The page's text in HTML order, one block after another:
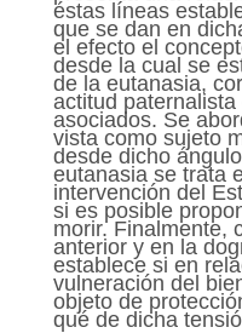
éstas líneas
que se dan en
el efecto el
desde la cual se
de la eutanasia,
actitud
asociados. Se
vista como sujeto
desde dicho
eutanasia se trata
intervención del
si es posible
morir. Finalmente,
anterior y en la
establece si en
vulneración del
objeto de
qué de dicha